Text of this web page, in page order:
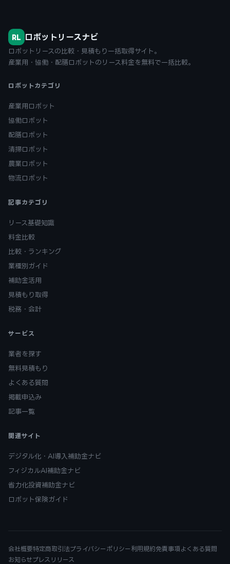
RL ロボットリースナビ
ロボットリースの比較・見積もり一括取得サイト。
産業用・協働・配膳ロボットのリース料金を無料で一括比較。
ロボットカテゴリ
産業用ロボット
協働ロボット
配膳ロボット
清掃ロボット
農業ロボット
物流ロボット
記事カテゴリ
リース基礎知識
料金比較
比較・ランキング
業種別ガイド
補助金活用
見積もり取得
税務・会計
サービス
業者を探す
無料見積もり
よくある質問
掲載申込み
記事一覧
関連サイト
デジタル化・AI導入補助金ナビ
フィジカルAI補助金ナビ
省力化投資補助金ナビ
ロボット保険ガイド
会社概要特定商取引法プライバシーポリシー 利用規約免責事項よくある質問
お知らせプレスリリース